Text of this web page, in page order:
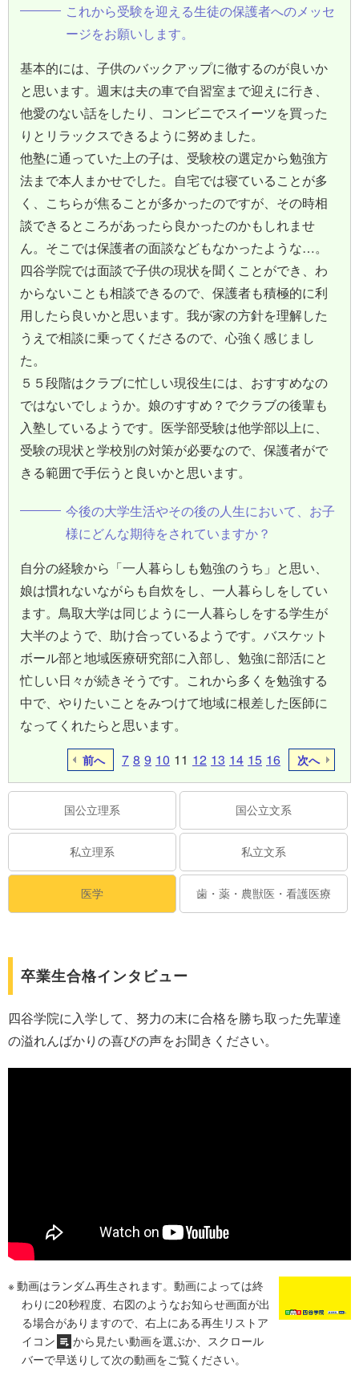
これから受験を迎える生徒の保護者へのメッセ
ージをお願いします。
基本的には、子供のバックアップに徹するのが良いか
と思います。週末は夫の車で自習室まで迎えに行き、
他愛のない話をしたり、コンビニでスイーツを買った
りとリラックスできるように努めました。
他塾に通っていた上の子は、受験校の選定から勉強方
法まで本人まかせでした。自宅では寝ていることが多
く、こちらが焦ることが多かったのですが、その時相
談できるところがあったら良かったのかもしれませ
ん。そこでは保護者の面談などもなかったような…。
四谷学院では面談で子供の現状を聞くことができ、わ
からないことも相談できるので、保護者も積極的に利
用したら良いかと思います。我が家の方針を理解した
うえで相談に乗ってくださるので、心強く感じまし
た。
５５段階はクラブに忙しい現役生には、おすすめなの
ではないでしょうか。娘のすすめ？でクラブの後輩も
入塾しているようです。医学部受験は他学部以上に、
受験の現状と学校別の対策が必要なので、保護者がで
きる範囲で手伝うと良いかと思います。
今後の大学生活やその後の人生において、お子
様にどんな期待をされていますか？
自分の経験から「一人暮らしも勉強のうち」と思い、
娘は慣れないながらも自炊をし、一人暮らしをしてい
ます。鳥取大学は同じように一人暮らしをする学生が
大半のようで、助け合っているようです。バスケット
ボール部と地域医療研究部に入部し、勉強に部活にと
忙しい日々が続きそうです。これから多くを勉強する
中で、やりたいことをみつけて地域に根差した医師に
なってくれたらと思います。
前へ 7 8 9 10 11 12 13 14 15 16 次へ
国公立理系 国公立文系
私立理系 私立文系
医学 歯・薬・農獣医・看護医療
卒業生合格インタビュー
四谷学院に入学して、努力の末に合格を勝ち取った先輩達
の溢れんばかりの喜びの声をお聞きください。
動画はランダム再生されます。動画によっては終
わりに20秒程度、右図のようなお知らせ画面が出
る場合がありますので、右上にある再生リストア
イコン
から見たい動画を選ぶか、スクロール
バーで早送りして次の動画をご覧ください。